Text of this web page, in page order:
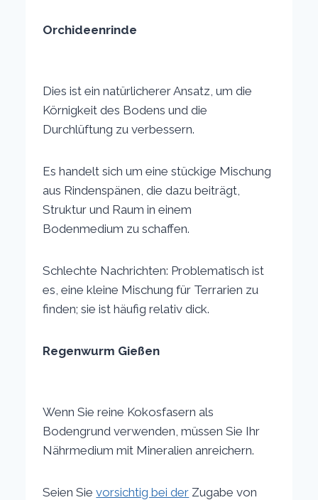
Orchideenrinde
Dies ist ein natürlicherer Ansatz, um die
Körnigkeit des Bodens und die
Durchlüftung zu verbessern.
Es handelt sich um eine stückige Mischung
aus Rindenspänen, die dazu beiträgt,
Struktur und Raum in einem
Bodenmedium zu schaffen.
Schlechte Nachrichten: Problematisch ist
es, eine kleine Mischung für Terrarien zu
finden; sie ist häufig relativ dick.
Regenwurm Gießen
Wenn Sie reine Kokosfasern als
Bodengrund verwenden, müssen Sie Ihr
Nährmedium mit Mineralien anreichern.
Seien Sievorsichtig bei der Zugabe von